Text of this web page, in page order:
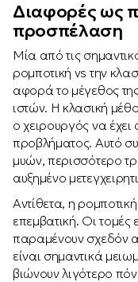
Διαφορές ως
προσπέλαση
Μία από τις
ρομποτική vs την
αφορά το μέγεθος
ιστών. Η κλασική
ο χειρουργός να
προβλήματος. Αυτό
μυών, περισσότερο
αυξημένο
Αντίθετα, η
επεμβατική. Οι τομές
παραμένουν σχεδόν
είναι σημαντικά
βιώνουν λιγότερο